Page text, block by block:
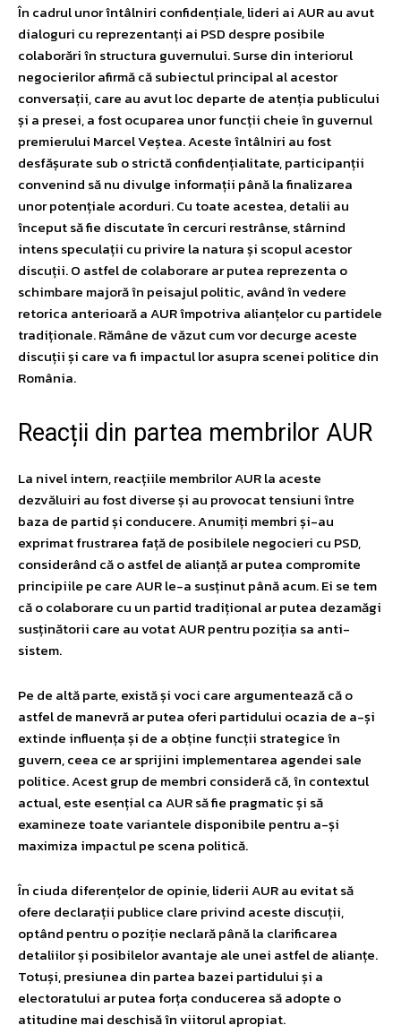
În cadrul unor întâlniri confidențiale, lideri ai AUR au avut
dialoguri cu reprezentanți ai PSD despre posibile
colaborări în structura guvernului. Surse din interiorul
negocierilor afirmă că subiectul principal al acestor
conversații, care au avut loc departe de atenția publicului
și a presei, a fost ocuparea unor funcții cheie în guvernul
premierului Marcel Veștea. Aceste întâlniri au fost
desfășurate sub o strictă confidențialitate, participanții
convenind să nu divulge informații până la finalizarea
unor potențiale acorduri. Cu toate acestea, detalii au
început să fie discutate în cercuri restrânse, stârnind
intens speculații cu privire la natura și scopul acestor
discuții. O astfel de colaborare ar putea reprezenta o
schimbare majoră în peisajul politic, având în vedere
retorica anterioară a AUR împotriva alianțelor cu partidele
tradiționale. Rămâne de văzut cum vor decurge aceste
discuții și care va fi impactul lor asupra scenei politice din
România.
Reacții din partea membrilor AUR
La nivel intern, reacțiile membrilor AUR la aceste
dezvăluiri au fost diverse și au provocat tensiuni între
baza de partid și conducere. Anumiți membri și-au
exprimat frustrarea față de posibilele negocieri cu PSD,
considerând că o astfel de alianță ar putea compromite
principiile pe care AUR le-a susținut până acum. Ei se tem
că o colaborare cu un partid tradițional ar putea dezamăgi
susținătorii care au votat AUR pentru poziția sa anti-
sistem.
Pe de altă parte, există și voci care argumentează că o
astfel de manevră ar putea oferi partidului ocazia de a-și
extinde influența și de a obține funcții strategice în
guvern, ceea ce ar sprijini implementarea agendei sale
politice. Acest grup de membri consideră că, în contextul
actual, este esențial ca AUR să fie pragmatic și să
examineze toate variantele disponibile pentru a-și
maximiza impactul pe scena politică.
În ciuda diferențelor de opinie, liderii AUR au evitat să
ofere declarații publice clare privind aceste discuții,
optând pentru o poziție neclară până la clarificarea
detaliilor și posibilelor avantaje ale unei astfel de alianțe.
Totuși, presiunea din partea bazei partidului și a
electoratului ar putea forța conducerea să adopte o
atitudine mai deschisă în viitorul apropiat.